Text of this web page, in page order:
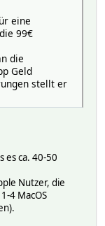
eine
99€
die
Geld
stellt er
es ca. 40-50
Nutzer, die
4 MacOS